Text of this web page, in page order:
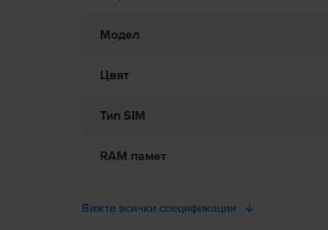
Модел
Цвят
Тип SIM
RAM памет
Вижте всички спецификации